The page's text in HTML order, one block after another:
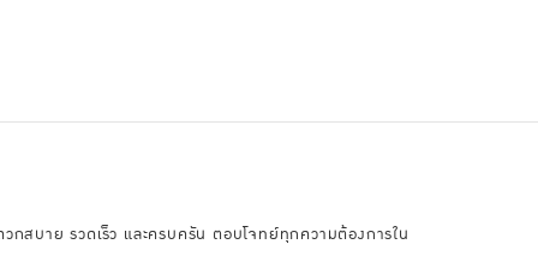
กสบาย รวดเร็ว และครบครัน ตอบโจทย์ทุกความต้องการใน